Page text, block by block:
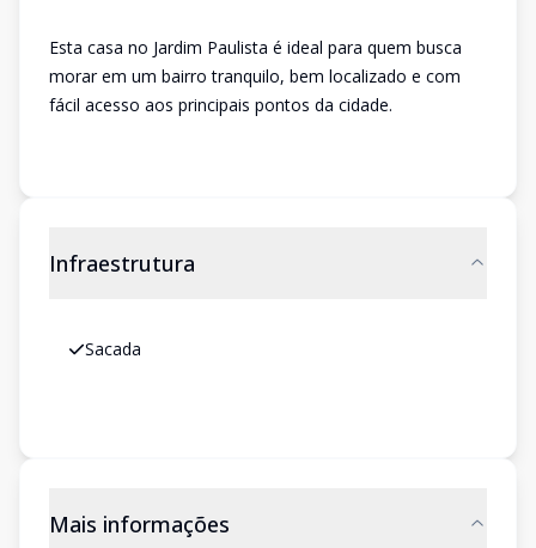
Esta casa no Jardim Paulista é ideal para quem busca
morar em um bairro tranquilo, bem localizado e com
fácil acesso aos principais pontos da cidade.
Infraestrutura
Sacada
Mais informações